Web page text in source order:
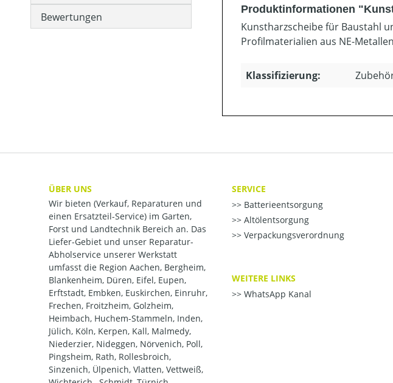
Bewertungen
Produktinformationen
Kunstharzscheibe für Baustahl
Profilmaterialien aus NE-
Klassifizierung:
ÜBER UNS
Wir bieten (Verkauf, Reparaturen und
einen Ersatzteil-Service) im Garten,
Forst und Landtechnik Bereich an. Das
Liefer-Gebiet und unser Reparatur-
Abholservice unserer Werkstatt
umfasst die Region Aachen, Bergheim,
Blankenheim, Düren, Eifel, Eupen,
Erftstadt, Embken, Euskirchen, Einruhr,
Frechen, Froitzheim, Golzheim,
Heimbach, Huchem-Stammeln, Inden,
Jülich, Köln, Kerpen, Kall, Malmedy,
Niederzier, Nideggen, Nörvenich, Poll,
Pingsheim, Rath, Rollesbroich,
Sinzenich, Ülpenich, Vlatten, Vettweiß,
SERVICE
Batterieentsorgung
Altölentsorgung
Verpackungsverordnung
WEITERE LINKS
WhatsApp Kanal